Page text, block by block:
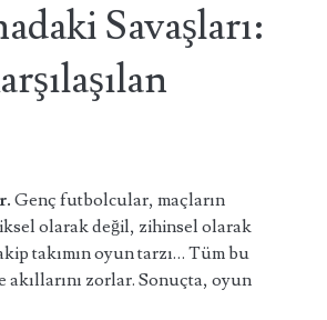
Savaşları:
Genç futbolcular, maçların
olarak değil, zihinsel olarak
takımın oyun tarzı… Tüm bu
zorlar. Sonuçta, oyun